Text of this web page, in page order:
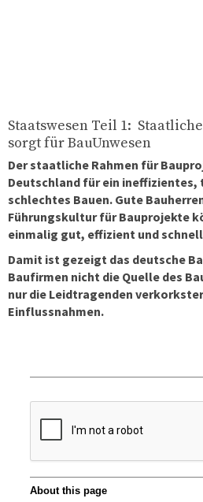
Staatswesen Teil 1:
sorgt für BauUnwesen
Der staatliche Rahmen für
Deutschland für ein
schlechtes Bauen. Gute
Führungskultur für Bauprojekte
einmalig gut, effizient und
Damit ist gezeigt das deutsche
Baufirmen nicht die Quelle des
nur die Leidtragenden
Einflussnahmen.